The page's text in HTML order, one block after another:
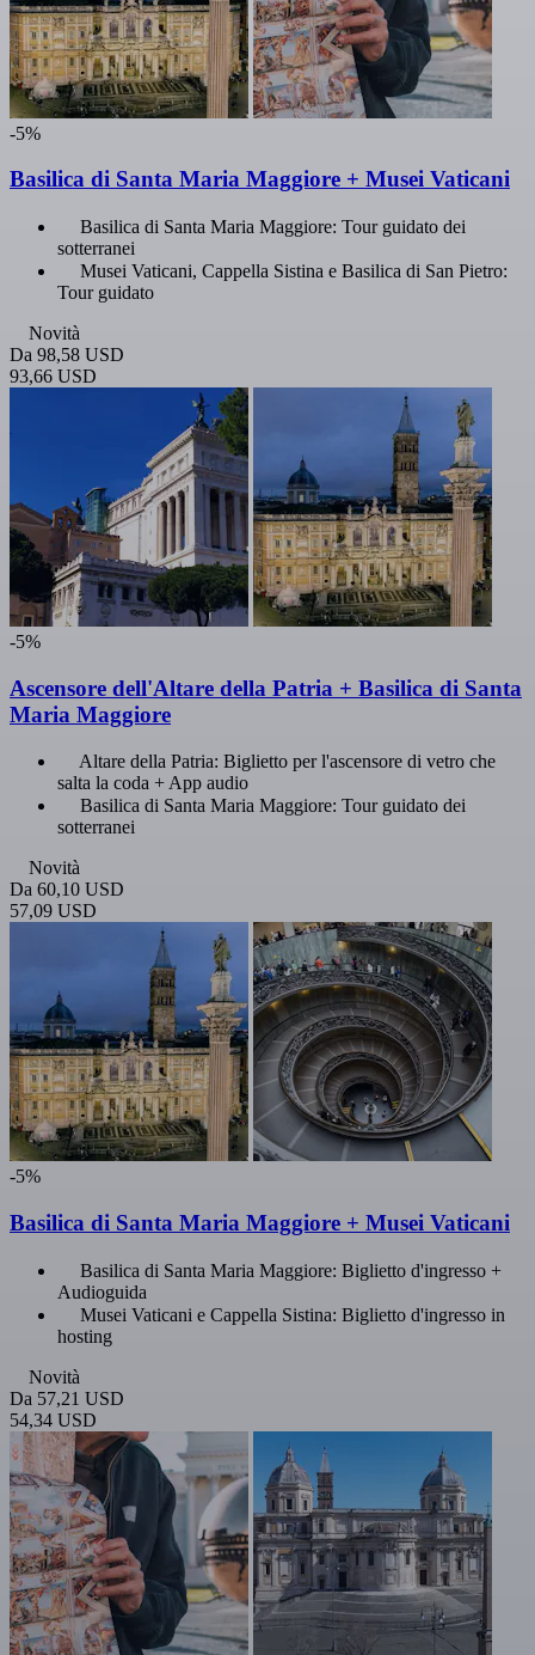
-5%
Basilica di Santa Maria Maggiore + Musei Vaticani
Basilica di Santa Maria Maggiore: Tour guidato dei
sotterranei
Musei Vaticani, Cappella Sistina e Basilica di San Pietro:
Tour guidato
Novità
Da 98,58 USD
93,66 USD
-5%
Ascensore dell'Altare della Patria + Basilica di Santa
Maria Maggiore
Altare della Patria: Biglietto per l'ascensore di vetro che
salta la coda + App audio
Basilica di Santa Maria Maggiore: Tour guidato dei
sotterranei
Novità
Da 60,10 USD
57,09 USD
-5%
Basilica di Santa Maria Maggiore + Musei Vaticani
Basilica di Santa Maria Maggiore: Biglietto d'ingresso +
Audioguida
Musei Vaticani e Cappella Sistina: Biglietto d'ingresso in
hosting
Novità
Da 57,21 USD
54,34 USD